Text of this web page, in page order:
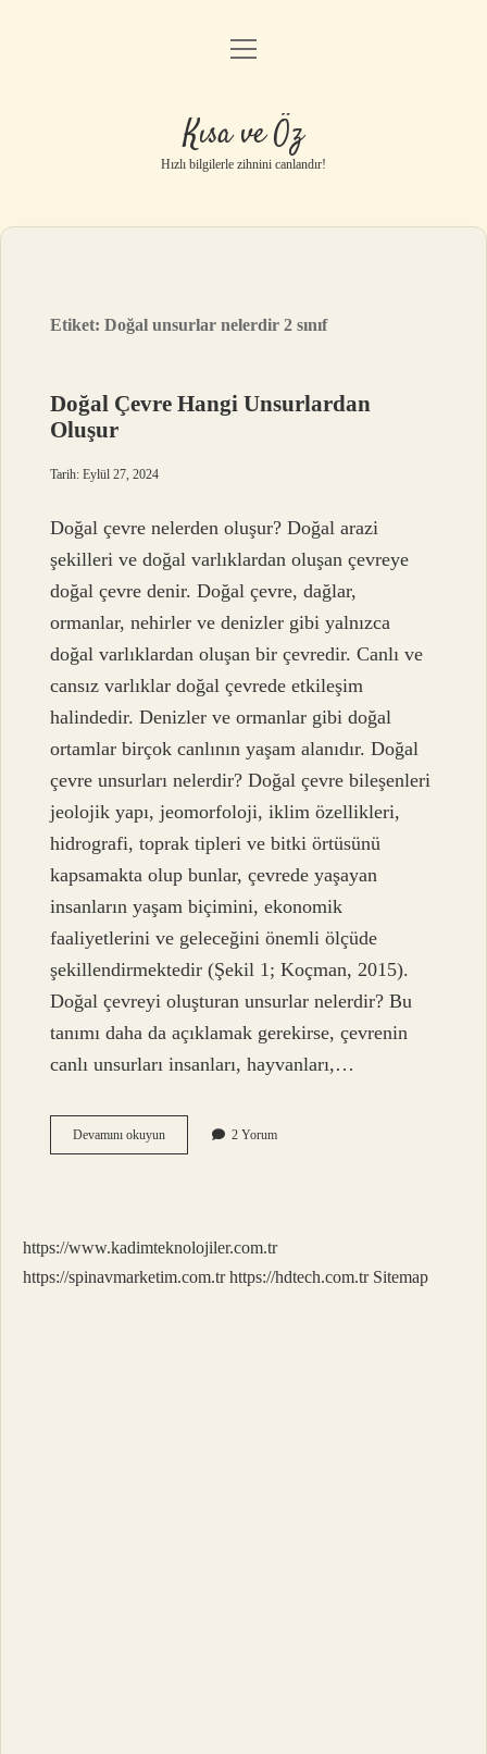
Anasayfa
Gizlilik Politikası
Yasal Uyarı
menüyü
Kısa ve Öz
Hızlı bilgilerle zihnini canlandır!
Etiket:Doğal unsurlar nelerdir 2 sınıf
Doğal Çevre Hangi Unsurlardan
Oluşur
Tarih: Eylül 27, 2024
Doğal çevre nelerden oluşur? Doğal arazi
şekilleri ve doğal varlıklardan oluşan çevreye
doğal çevre denir. Doğal çevre, dağlar,
ormanlar, nehirler ve denizler gibi yalnızca
doğal varlıklardan oluşan bir çevredir. Canlı ve
cansız varlıklar doğal çevrede etkileşim
halindedir. Denizler ve ormanlar gibi doğal
ortamlar birçok canlının yaşam alanıdır. Doğal
çevre unsurları nelerdir? Doğal çevre bileşenleri
jeolojik yapı, jeomorfoloji, iklim özellikleri,
hidrografi, toprak tipleri ve bitki örtüsünü
kapsamakta olup bunlar, çevrede yaşayan
insanların yaşam biçimini, ekonomik
faaliyetlerini ve geleceğini önemli ölçüde
şekillendirmektedir (Şekil 1; Koçman, 2015).
Doğal çevreyi oluşturan unsurlar nelerdir? Bu
tanımı daha da açıklamak gerekirse, çevrenin
canlı unsurları insanları, hayvanları,…
Devamını okuyunDoğal
Çevre
2 Yorum
https://www.kadimteknolojiler.com.tr
https://spinavmarketim.com.tr https://hdtech.com.tr Sitemap